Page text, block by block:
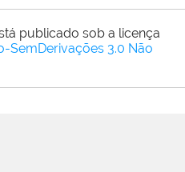
publicado sob a licença
SemDerivações 3.0 Não